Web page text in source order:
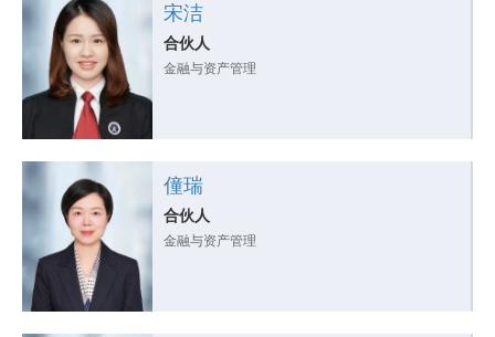
宋洁
合伙人
金融与资产管理
僮瑞
合伙人
金融与资产管理